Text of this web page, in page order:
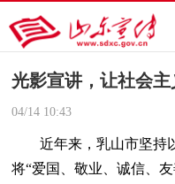
光影宣讲，让社会
04/14 10:43
近年来，乳山市坚持以
将“爱国、敬业、诚信、